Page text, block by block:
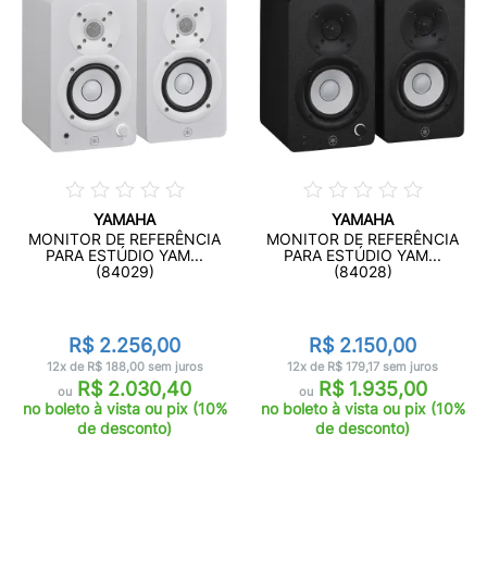
YAMAHA
MONITOR DE REFERÊNCIA
PARA ESTÚDIO YAM...
(84029)
R$ 2.256,00
12x de R$ 188,00 sem juros
ou R$ 2.030,40
no boleto à vista ou pix (10%
de desconto)
YAMAHA
MONITOR DE REFERÊNCIA
PARA ESTÚDIO YAM...
(84028)
R$ 2.150,00
12x de R$ 179,17 sem juros
ouR$ 1.935,00
no boleto à vista ou pix (10%
de desconto)